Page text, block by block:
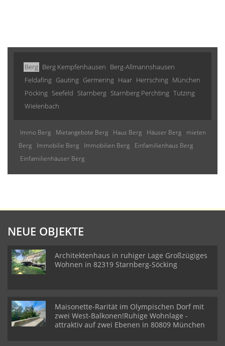
Berg Berg Kempfenhausen Berg-Allmannshausen
Feldafing Gauting Germering Haar Herrsching München
Pöcking Seefeld Starnberg Starnberg Perchting Tutzing
Wielenbach
Immo Berg Mietangebote Berg Haus Berg Häuser Berg
mieten
Berg
Immobilie Berg Immobilien Berg
Einfamilienhaus Berg
Einfamilienhäuser Berg
NEUE OBJEKTE
Architektenhaus in ruhiger Lage Großzügiges
Wohnen in 82319 Starnberg-Söcking
Maisonette-Rarität im Olympischen Dorf mit
zwei West-Balkonen!Ruhige Wohnlage -
attraktiv auf zwei Ebenen in 80809 München